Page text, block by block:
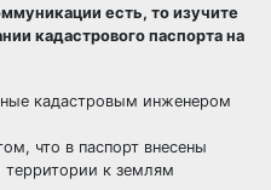
есть, то изучите
кадастрового паспорта на
кадастровым инженером
что в паспорт внесены
к землям